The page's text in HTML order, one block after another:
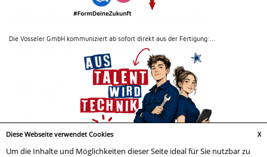
Diese Webseite verwendet Cookies X
Um die Inhalte und Möglichkeiten dieser Seite ideal für Sie nutzbar zu
Die Vosseler GmbH kommuniziert ab sofort direkt aus der Fertigung:...